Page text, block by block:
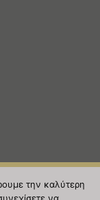
την καλύτερη